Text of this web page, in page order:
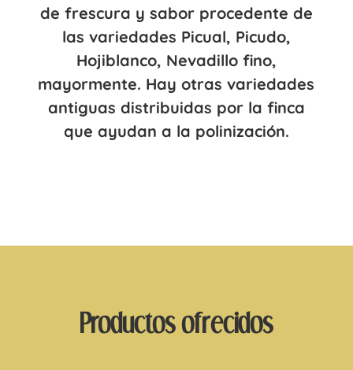
de frescura y sabor procedente de
las variedades Picual, Picudo,
Hojiblanco, Nevadillo fino,
mayormente. Hay otras variedades
antiguas distribuidas por la finca
que ayudan a la polinización.
Productos ofrecidos